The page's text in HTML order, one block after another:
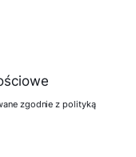
zgodnie z polityką